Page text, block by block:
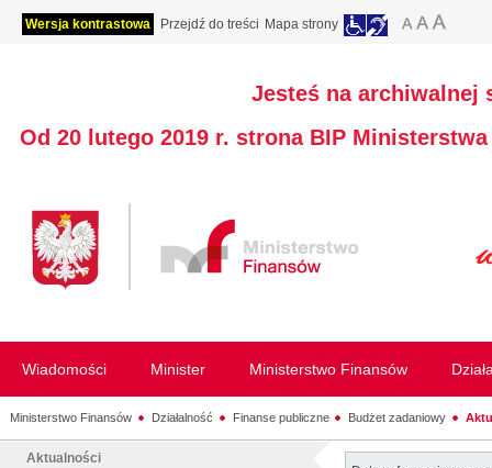
Wersja kontrastowa Przejdź do treści Mapa strony
Jesteś na archiwalnej
Od 20 lutego 2019 r. strona BIP
Wiadomości Minister Ministerstwo Finansów
Ministerstwo Finansów Działalność Finanse publiczne Budżet zadaniowy
Aktualności